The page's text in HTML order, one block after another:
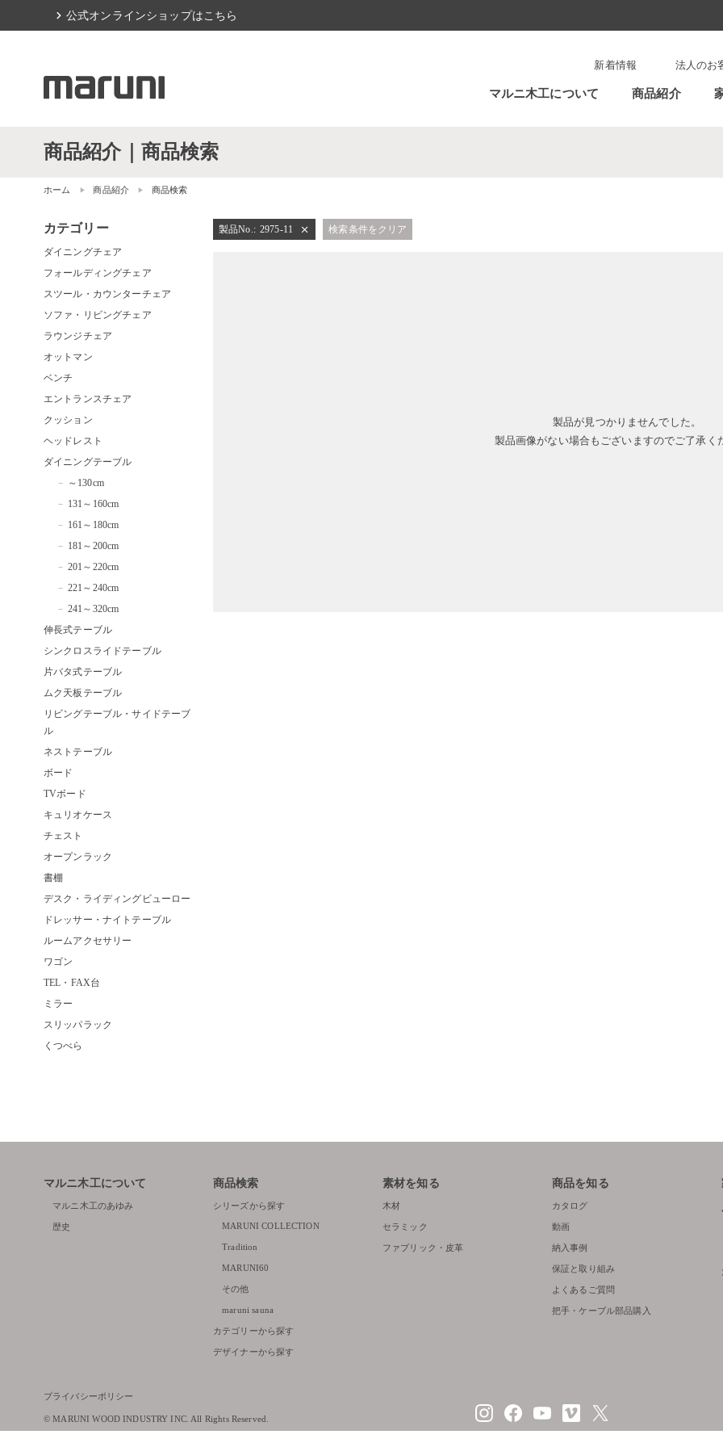
chevron_right 公式オンラインショップはこちら
マルニ木工について 商品紹介
新着情報 法人のお
商品紹介｜商品検索
ホーム 商品紹介 商品検索
製品No.: 2975-11 close 検索条件をクリア
製品が見つかりませんでした。
製品画像がない場合もございますのでご了承く
カテゴリー
ダイニングチェア
フォールディングチェア
スツール・カウンターチェア
ソファ・リビングチェア
ラウンジチェア
オットマン
ベンチ
エントランスチェア
クッション
ヘッドレスト
ダイニングテーブル
～130cm
131～160cm
161～180cm
181～200cm
201～220cm
221～240cm
241～320cm
伸長式テーブル
シンクロスライドテーブル
片バタ式テーブル
ムク天板テーブル
リビングテーブル・サイドテーブ
ル
ネストテーブル
ボード
TVボード
キュリオケース
チェスト
オープンラック
書棚
デスク・ライディングビューロー
ドレッサー・ナイトテーブル
ルームアクセサリー
ワゴン
TEL・FAX台
ミラー
スリッパラック
くつべら
マルニ木工について
マルニ木工のあゆみ
歴史
商品検索
シリーズから探す
MARUNI COLLECTION
Tradition
MARUNI60
その他
maruni sauna
カテゴリーから探す
デザイナーから探す
素材を知る
木材
セラミック
ファブリック・皮革
商品を知る
カタログ
動画
納入事例
保証と取り組み
よくあるご質問
把手・ケーブル部品購入
プライバシーポリシー
© MARUNI WOOD INDUSTRY INC. All Rights Reserved.